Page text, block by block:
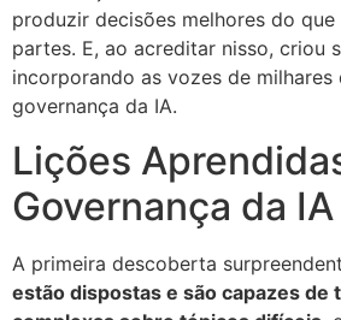
produzir decisões melhores do que
partes. E, ao acreditar nisso, criou
incorporando as vozes de milhares
governança da IA.
Lições
Governança da IA
A primeira descoberta
estão dispostas e são capazes de